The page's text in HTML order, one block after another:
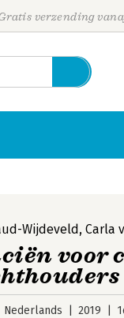
verzending
Wijdeveld, Carla
voor
Nederlands 2019